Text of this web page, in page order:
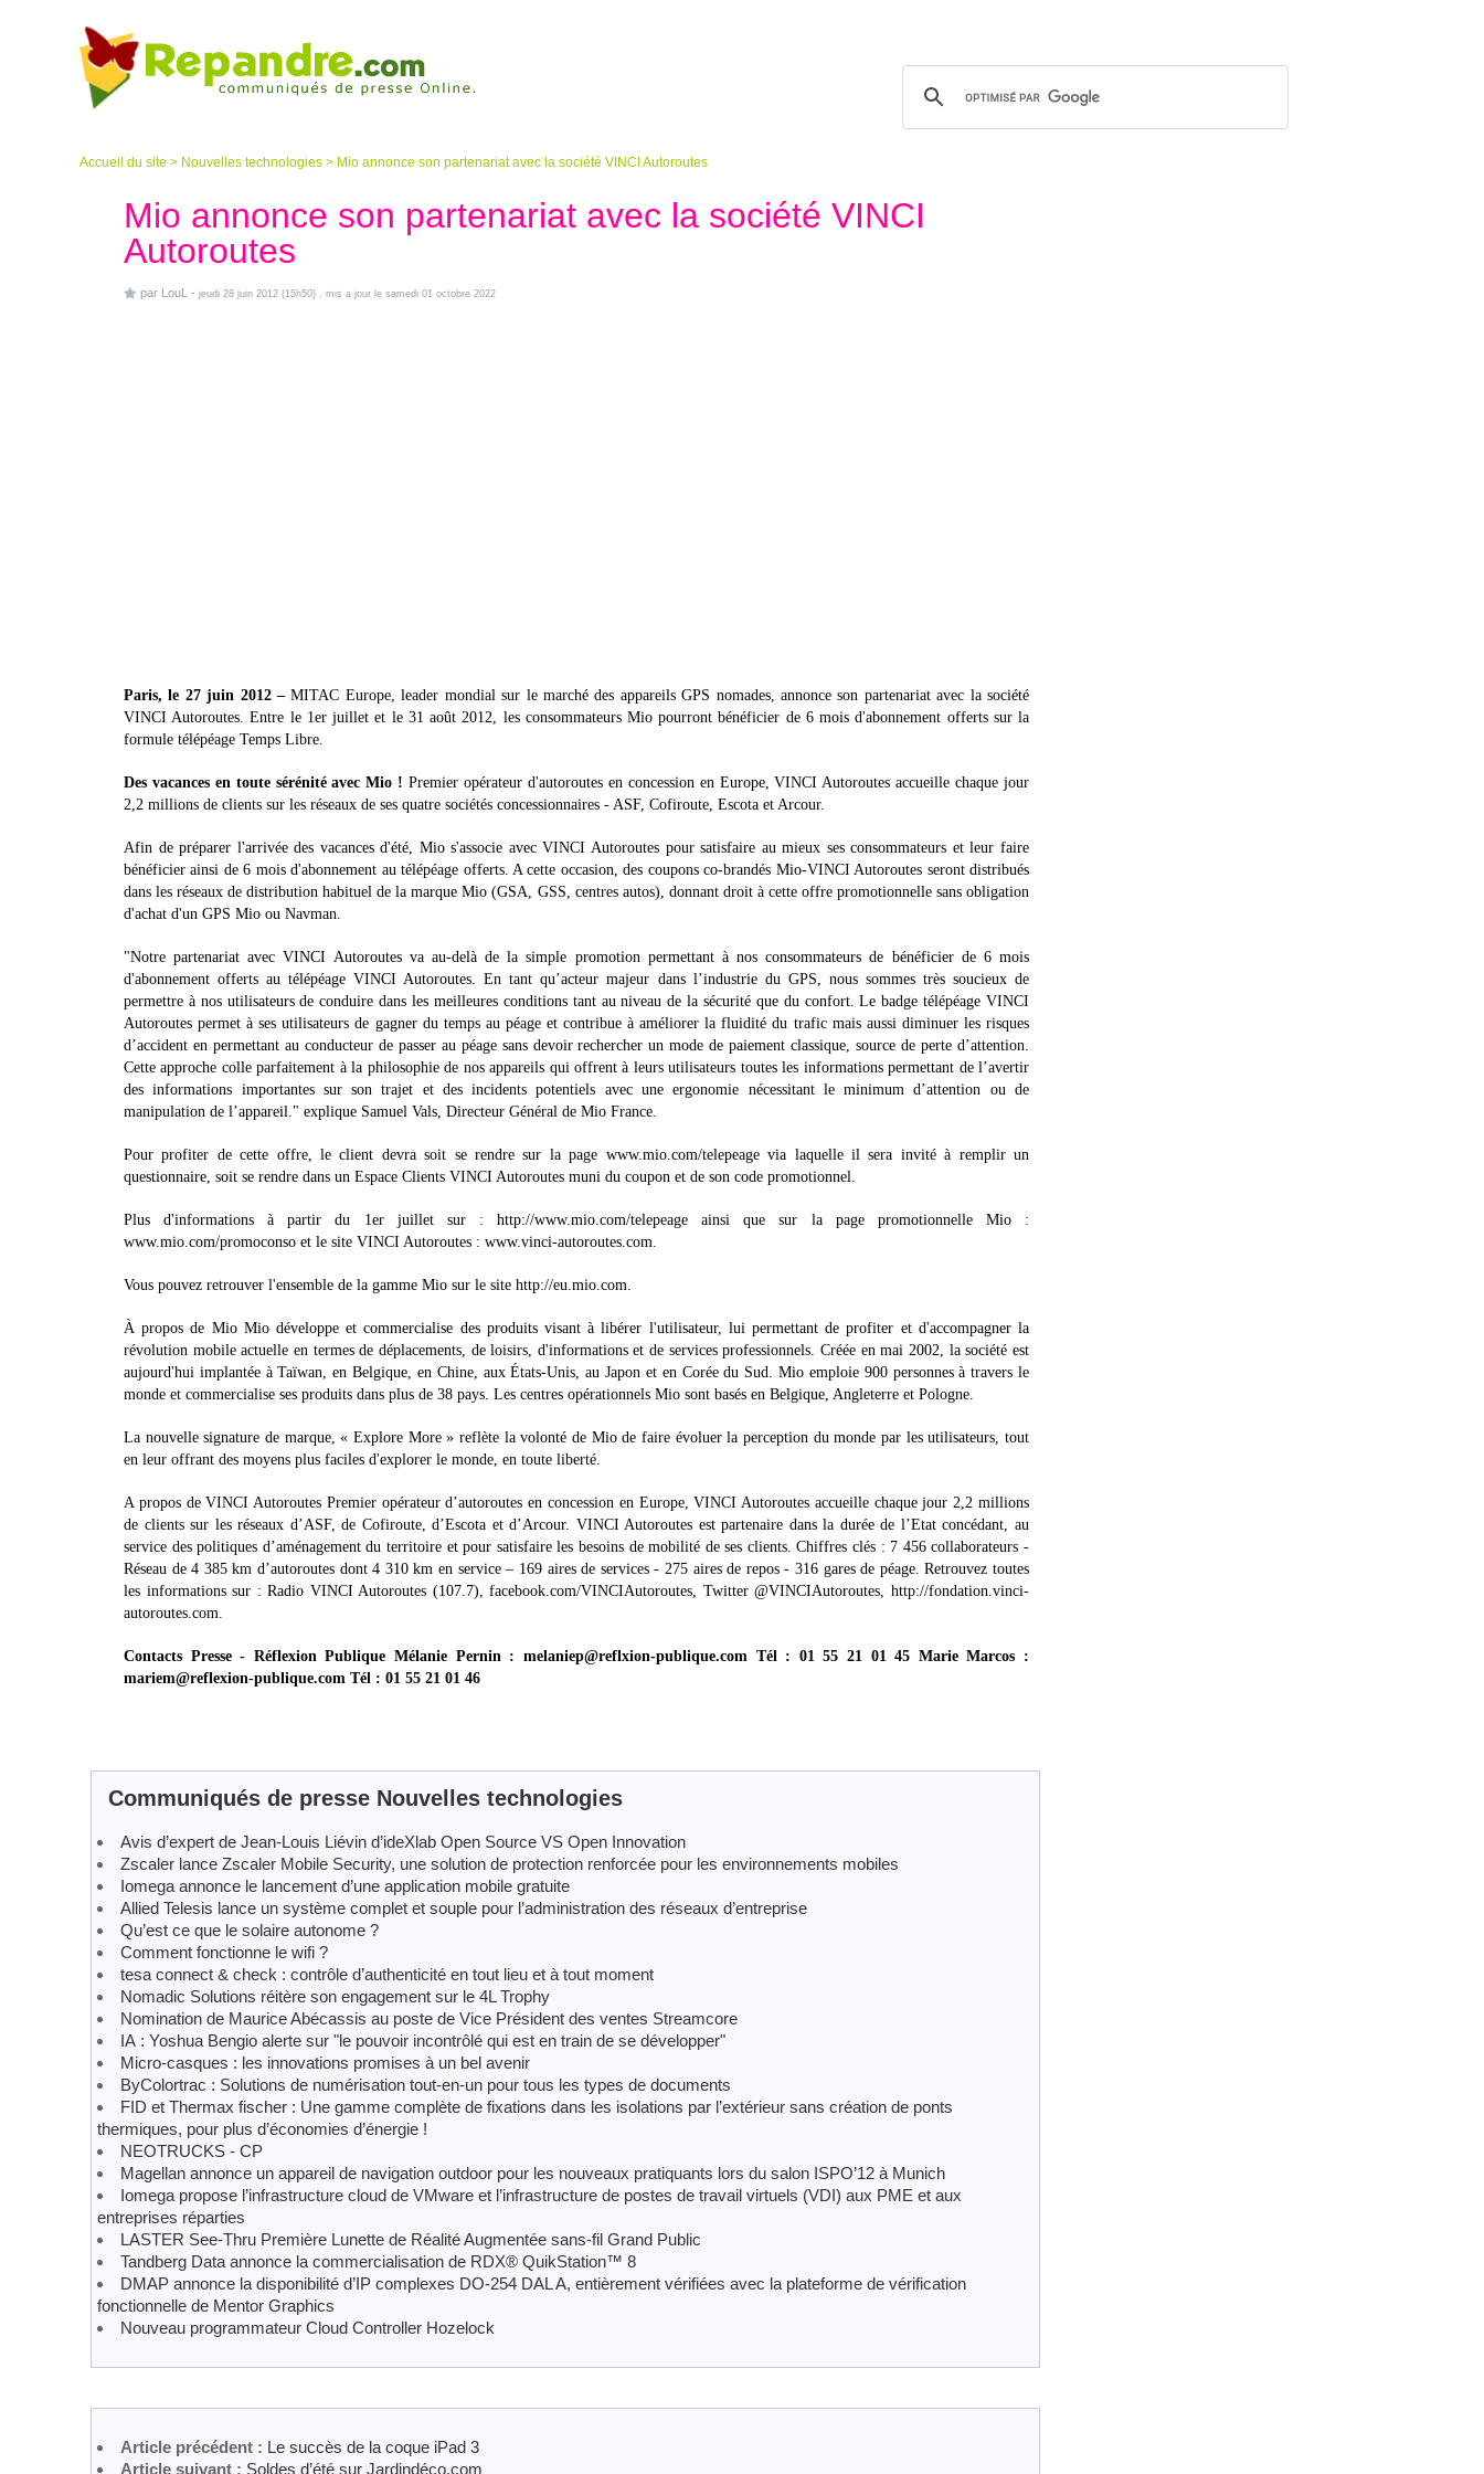
Accueil du site > Nouvelles technologies > Mio annonce son partenariat avec la société VINCI Autoroutes
Mio annonce son partenariat avec la société VINCI
Autoroutes
par LouL - jeudi 28 juin 2012 (15h50) , mis a jour le samedi 01 octobre 2022
Paris, le 27 juin 2012 – MITAC Europe, leader mondial sur le marché des appareils GPS nomades, annonce son partenariat avec la société
VINCI Autoroutes. Entre le 1er juillet et le 31 août 2012, les consommateurs Mio pourront bénéficier de 6 mois d'abonnement offerts sur la
formule télépéage Temps Libre.
Des vacances en toute sérénité avec Mio ! Premier opérateur d'autoroutes en concession en Europe, VINCI Autoroutes accueille chaque jour
2,2 millions de clients sur les réseaux de ses quatre sociétés concessionnaires - ASF, Cofiroute, Escota et Arcour.
Afin de préparer l'arrivée des vacances d'été, Mio s'associe avec VINCI Autoroutes pour satisfaire au mieux ses consommateurs et leur faire
bénéficier ainsi de 6 mois d'abonnement au télépéage offerts. A cette occasion, des coupons co-brandés Mio-VINCI Autoroutes seront distribués
dans les réseaux de distribution habituel de la marque Mio (GSA, GSS, centres autos), donnant droit à cette offre promotionnelle sans obligation
d'achat d'un GPS Mio ou Navman.
"Notre partenariat avec VINCI Autoroutes va au-delà de la simple promotion permettant à nos consommateurs de bénéficier de 6 mois
d'abonnement offerts au télépéage VINCI Autoroutes. En tant qu’acteur majeur dans l’industrie du GPS, nous sommes très soucieux de
permettre à nos utilisateurs de conduire dans les meilleures conditions tant au niveau de la sécurité que du confort. Le badge télépéage VINCI
Autoroutes permet à ses utilisateurs de gagner du temps au péage et contribue à améliorer la fluidité du trafic mais aussi diminuer les risques
d’accident en permettant au conducteur de passer au péage sans devoir rechercher un mode de paiement classique, source de perte d’attention.
Cette approche colle parfaitement à la philosophie de nos appareils qui offrent à leurs utilisateurs toutes les informations permettant de l’avertir
des informations importantes sur son trajet et des incidents potentiels avec une ergonomie nécessitant le minimum d’attention ou de
manipulation de l’appareil." explique Samuel Vals, Directeur Général de Mio France.
Pour profiter de cette offre, le client devra soit se rendre sur la page www.mio.com/telepeage via laquelle il sera invité à remplir un
questionnaire, soit se rendre dans un Espace Clients VINCI Autoroutes muni du coupon et de son code promotionnel.
Plus d'informations à partir du 1er juillet sur : http://www.mio.com/telepeage ainsi que sur la page promotionnelle Mio :
www.mio.com/promoconso et le site VINCI Autoroutes : www.vinci-autoroutes.com.
Vous pouvez retrouver l'ensemble de la gamme Mio sur le site http://eu.mio.com.
À propos de Mio Mio développe et commercialise des produits visant à libérer l'utilisateur, lui permettant de profiter et d'accompagner la
révolution mobile actuelle en termes de déplacements, de loisirs, d'informations et de services professionnels. Créée en mai 2002, la société est
aujourd'hui implantée à Taïwan, en Belgique, en Chine, aux États-Unis, au Japon et en Corée du Sud. Mio emploie 900 personnes à travers le
monde et commercialise ses produits dans plus de 38 pays. Les centres opérationnels Mio sont basés en Belgique, Angleterre et Pologne.
La nouvelle signature de marque, « Explore More » reflète la volonté de Mio de faire évoluer la perception du monde par les utilisateurs, tout
en leur offrant des moyens plus faciles d'explorer le monde, en toute liberté.
A propos de VINCI Autoroutes Premier opérateur d’autoroutes en concession en Europe, VINCI Autoroutes accueille chaque jour 2,2 millions
de clients sur les réseaux d’ASF, de Cofiroute, d’Escota et d’Arcour. VINCI Autoroutes est partenaire dans la durée de l’Etat concédant, au
service des politiques d’aménagement du territoire et pour satisfaire les besoins de mobilité de ses clients. Chiffres clés : 7 456 collaborateurs -
Réseau de 4 385 km d’autoroutes dont 4 310 km en service – 169 aires de services - 275 aires de repos - 316 gares de péage. Retrouvez toutes
les informations sur : Radio VINCI Autoroutes (107.7), facebook.com/VINCIAutoroutes, Twitter @VINCIAutoroutes, http://fondation.vinci-
autoroutes.com.
Contacts Presse - Réflexion Publique Mélanie Pernin : melaniep@reflxion-publique.com Tél : 01 55 21 01 45 Marie Marcos :
mariem@reflexion-publique.com Tél : 01 55 21 01 46
Communiqués de presse Nouvelles technologies
Avis d’expert de Jean-Louis Liévin d’ideXlab Open Source VS Open Innovation
Zscaler lance Zscaler Mobile Security, une solution de protection renforcée pour les environnements mobiles
Iomega annonce le lancement d’une application mobile gratuite
Allied Telesis lance un système complet et souple pour l’administration des réseaux d’entreprise
Qu’est ce que le solaire autonome ?
Comment fonctionne le wifi ?
tesa connect & check : contrôle d’authenticité en tout lieu et à tout moment
Nomadic Solutions réitère son engagement sur le 4L Trophy
Nomination de Maurice Abécassis au poste de Vice Président des ventes Streamcore
IA : Yoshua Bengio alerte sur "le pouvoir incontrôlé qui est en train de se développer"
Micro-casques : les innovations promises à un bel avenir
ByColortrac : Solutions de numérisation tout-en-un pour tous les types de documents
FID et Thermax fischer : Une gamme complète de fixations dans les isolations par l’extérieur sans création de ponts
thermiques, pour plus d’économies d’énergie !
NEOTRUCKS - CP
Magellan annonce un appareil de navigation outdoor pour les nouveaux pratiquants lors du salon ISPO’12 à Munich
Iomega propose l’infrastructure cloud de VMware et l’infrastructure de postes de travail virtuels (VDI) aux PME et aux
entreprises réparties
LASTER See-Thru Première Lunette de Réalité Augmentée sans-fil Grand Public
Tandberg Data annonce la commercialisation de RDX® QuikStation™ 8
DMAP annonce la disponibilité d’IP complexes DO-254 DAL A, entièrement vérifiées avec la plateforme de vérification
fonctionnelle de Mentor Graphics
Nouveau programmateur Cloud Controller Hozelock
Article précédent : Le succès de la coque iPad 3
Article suivant : Soldes d’été sur Jardindéco.com